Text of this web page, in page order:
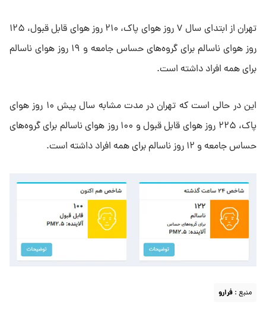
تهران از ابتدای سال ۷ روز هوای پاک، ۲۱۰ روز هوای قابل قبول، ۱۲۵
روز هوای ناسالم برای گروه‌های حساس جامعه و ۱۹ روز هوای ناسالم
برای همه افراد داشته است.
این در حالی است که تهران در مدت مشابه سال پیش ۱۰ روز هوای
پاک، ۲۲۵ روز هوای قابل قبول و ۱۰۰ روز هوای ناسالم برای گروه‌های
حساس جامعه و ۱۲ روز ناسالم برای همه افراد داشته است.
منبع : فرارو